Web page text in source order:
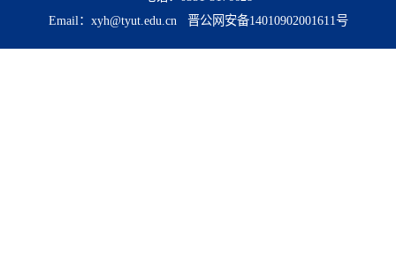
Email：xyh@tyut.edu.cn 晋公网安备14010902001611号